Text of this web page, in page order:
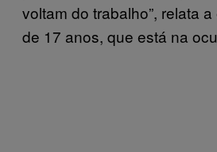
voltam do trabalho”, relata
de 17 anos, que está na